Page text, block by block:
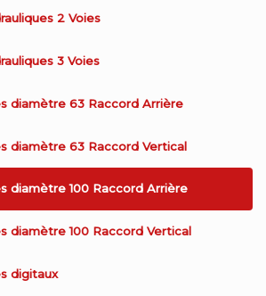
2 Voies
3 Voies
diamètre 63 Raccord Arrière
diamètre 63 Raccord Vertical
diamètre 100 Raccord Arrière
diamètre 100 Raccord Vertical
digitaux